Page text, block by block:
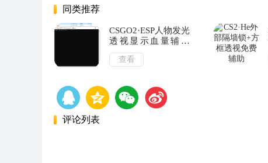
同类推荐
CSGO2·ESP人物发光
透视显示血量辅助
v1.6
查看
评论列表